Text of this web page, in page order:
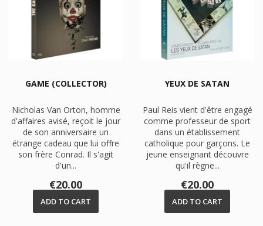
GAME (COLLECTOR)
Nicholas Van Orton, homme
d'affaires avisé, reçoit le jour
de son anniversaire un
étrange cadeau que lui offre
son frère Conrad. Il s'agit
d'un...
Price
€20.00
ADD TO CART
YEUX DE SATAN
Paul Reis vient d'être engagé
comme professeur de sport
dans un établissement
catholique pour garçons. Le
jeune enseignant découvre
qu'il règne...
Price
€20.00
ADD TO CART